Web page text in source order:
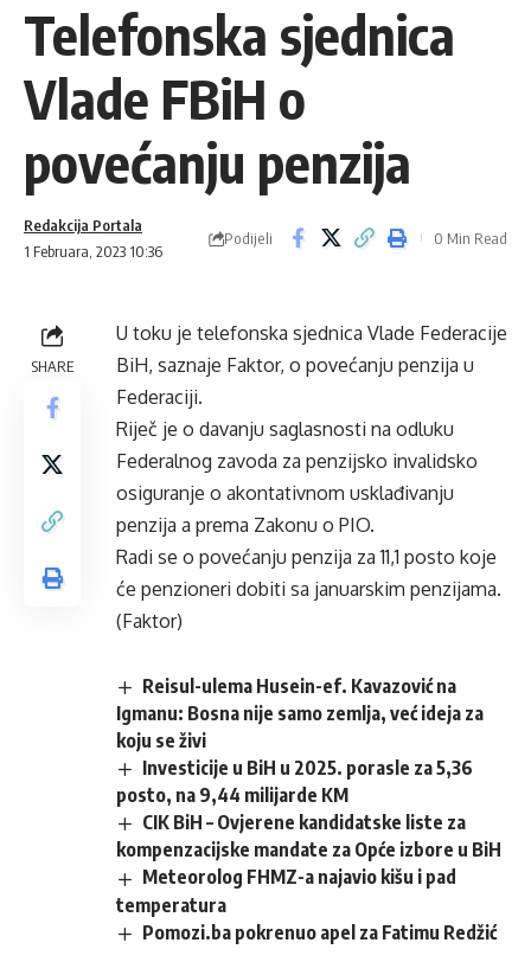
Telefonska sjednica
Vlade FBiH o
povećanju penzija
1 Februara, 2023 10:36
Redakcija Portala
Podijeli 0 Min Read
SHARE
U toku je telefonska sjednica Vlade Federacije
BiH, saznaje Faktor, o povećanju penzija u
Federaciji.
Riječ je o davanju saglasnosti na odluku
Federalnog zavoda za penzijsko invalidsko
osiguranje o akontativnom usklađivanju
penzija a prema Zakonu o PIO.
Radi se o povećanju penzija za 11,1 posto koje
će penzioneri dobiti sa januarskim penzijama.
(Faktor)
Reisul-ulema Husein-ef. Kavazović na
Igmanu: Bosna nije samo zemlja, već ideja za
koju se živi
Investicije u BiH u 2025. porasle za 5,36
posto, na 9,44 milijarde KM
CIK BiH – Ovjerene kandidatske liste za
kompenzacijske mandate za Opće izbore u BiH
Meteorolog FHMZ-a najavio kišu i pad
temperatura
Pomozi.ba pokrenuo apel za Fatimu Redžić